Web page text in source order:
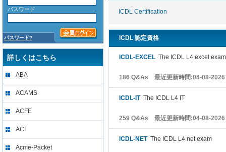
パスワード
パスワード?
詳しくはこちら
ABA
ACAMS
ACFE
ACI
Acme-Packet
ICDL Certification
ICDL 認定資格
ICDL-EXCEL The ICDL L4 excel exam
186 Q&As 最近更新時間:04-08-2026
ICDL-ITThe ICDL L4 IT
259 Q&As 最近更新時間:04-08-2026
ICDL-NETThe ICDL L4 net exam